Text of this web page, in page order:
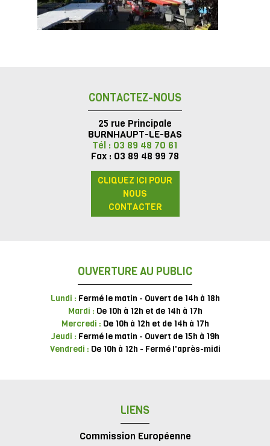
CONTACTEZ-NOUS
25 rue Principale
BURNHAUPT-LE-BAS
Tél : 03 89 48 70 61
Fax : 03 89 48 99 78
CLIQUEZ ICI POUR
NOUS
CONTACTER
OUVERTURE AU PUBLIC
Lundi : Fermé le matin - Ouvert de 14h à 18h
Mardi : De 10h à 12h et de 14h à 17h
Mercredi : De 10h à 12h et de 14h à 17h
Jeudi : Fermé le matin - Ouvert de 15h à 19h
Vendredi : De 10h à 12h - Fermé l'après-midi
LIENS
Commission Européenne